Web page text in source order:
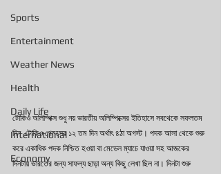
Sports
Entertainment
Weather News
Health
Daily Life
International
Economy
টোকিও অলিম্পিক্স শুধু নয় ভারতীয় অলিম্পিক্সের ইতিহাসে সবথেকে সফলতম
দিন ,টোকিও গেমসের ১২ তম দিন অর্থাৎ ৪ঠা অগস্ট। পদক আসা থেকে শুরু
করে একাধিক পদক নিশ্চিত হওয়া বা মেডেল ম্যাচে যাওয়া সহ আজকের
দিনটায় ভারতের জন্য সাফল্য ছাড়া অন্য কিছু লেখা ছিল না। দিনটা শুরু